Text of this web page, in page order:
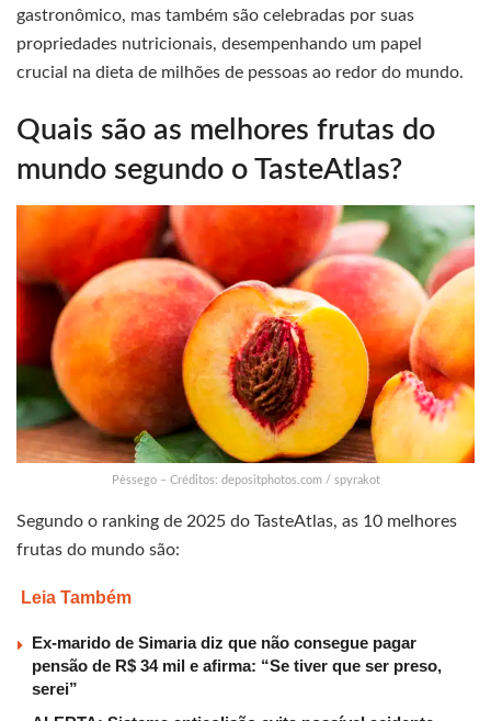
gastronômico, mas também são celebradas por suas
propriedades nutricionais, desempenhando um papel
crucial na dieta de milhões de pessoas ao redor do mundo.
Quais são as melhores frutas do
mundo segundo o TasteAtlas?
Pêssego – Créditos: depositphotos.com / spyrakot
Segundo o ranking de 2025 do TasteAtlas, as 10 melhores
frutas do mundo são:
Leia Também
Ex-marido de Simaria diz que não consegue pagar
pensão de R$ 34 mil e afirma: “Se tiver que ser preso,
serei”